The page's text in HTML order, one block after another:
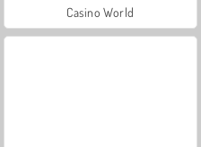
Casino World